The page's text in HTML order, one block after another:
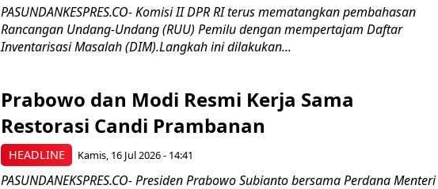
PASUNDANKESPRES.CO- Komisi II DPR RI terus mematangkan pembahasan
Rancangan Undang-Undang (RUU) Pemilu dengan mempertajam Daftar
Inventarisasi Masalah (DIM).Langkah ini dilakukan...
HEADLINE
Prabowo dan Modi Resmi Kerja Sama
Restorasi Candi Prambanan
Kamis, 16 Jul 2026 - 14:41
PASUNDANEKSPRES.CO- Presiden Prabowo Subianto bersama Perdana Menteri